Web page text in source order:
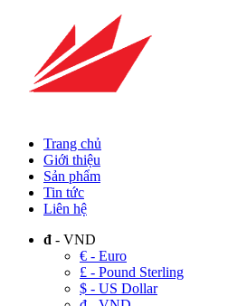
Trang chủ
Giới thiệu
Sản phẩm
Tin tức
Liên hệ
đ - VND
€ - Euro
£ - Pound Sterling
$ - US Dollar